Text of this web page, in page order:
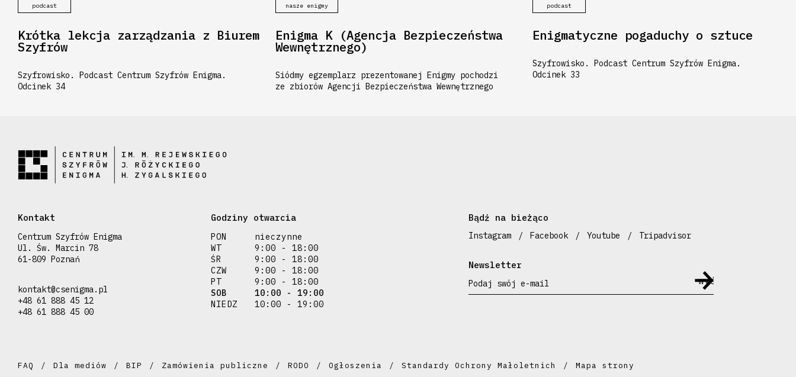
podcast
Krótka lekcja zarządzania z Biurem
Szyfrów
Szyfrowisko. Podcast Centrum Szyfrów Enigma.
Odcinek 34
nasze enigmy
Enigma K (Agencja Bezpieczeństwa
Wewnętrznego)
Siódmy egzemplarz prezentowanej Enigmy pochodzi
ze zbiorów Agencji Bezpieczeństwa Wewnętrznego
podcast
Enigmatyczne pogaduchy o sztuce
Szyfrowisko. Podcast Centrum Szyfrów Enigma.
Odcinek 33
Kontakt
Centrum Szyfrów Enigma
Ul. Św. Marcin 78
61-809 Poznań
kontakt@csenigma.pl
+48 61 888 45 12
+48 61 888 45 00
Godziny otwarcia
PON
nieczynne
WT
9:00 - 18:00
ŚR
9:00 - 18:00
CZW
9:00 - 18:00
PT
9:00 - 18:00
SOB
10:00 - 19:00
NIEDZ
10:00 - 19:00
Bądź na bieżąco
Instagram Facebook Youtube Tripadvisor
Newsletter
Podaj swój e-mail
FAQ Dla mediów BIP Zamówienia publiczne RODO Ogłoszenia Standardy Ochrony Małoletnich Mapa strony